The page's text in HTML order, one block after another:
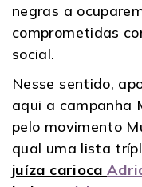
negras a
comprometidas
social.
Nesse sentido,
aqui a campanha
pelo movimento
qual uma lista
juíza carioca